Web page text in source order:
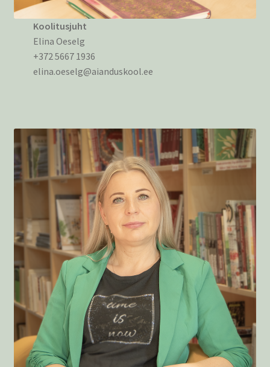
Koolitusjuht
Elina Oeselg
+372 5667 1936
elina.oeselg@aianduskool.ee